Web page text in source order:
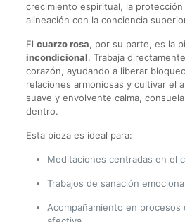
crecimiento espiritual, la
alineación con la conciencia
El cuarzo rosa, por su parte, es la
incondicional. Trabaja
corazón, ayudando a liberar
relaciones armoniosas y cultivar el
suave y envolvente calma,
dentro.
Esta pieza es ideal para:
Meditaciones centradas en el
Trabajos de sanación emocional
Acompañamiento en